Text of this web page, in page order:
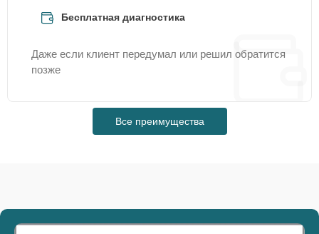
Бесплатная диагностика
Даже если клиент передумал или решил обратится
позже
Все преимущества